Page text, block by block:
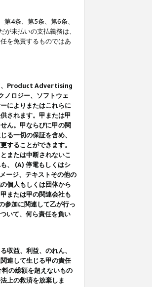
4条、第5条、第6条、
未払いの支払義務は、
を免責するものではあ
、Product Advertising
ノロジー、ソフトウェ
によりまたはこれらに
されます。甲または甲
ん。甲ならびに甲の関
る一切の保証を含め、
することができます。
または中断されないこ
、 (A) 停電もしくはシ
ージ、テキストその他の
個人もしくは団体から
または甲の関連会社も
参加に関連して乙が行っ
いて、何ら責任を負い
収益、利益、のれん、
連して生じる甲の責任
の総額を超えないもの
上の救済を放棄しま